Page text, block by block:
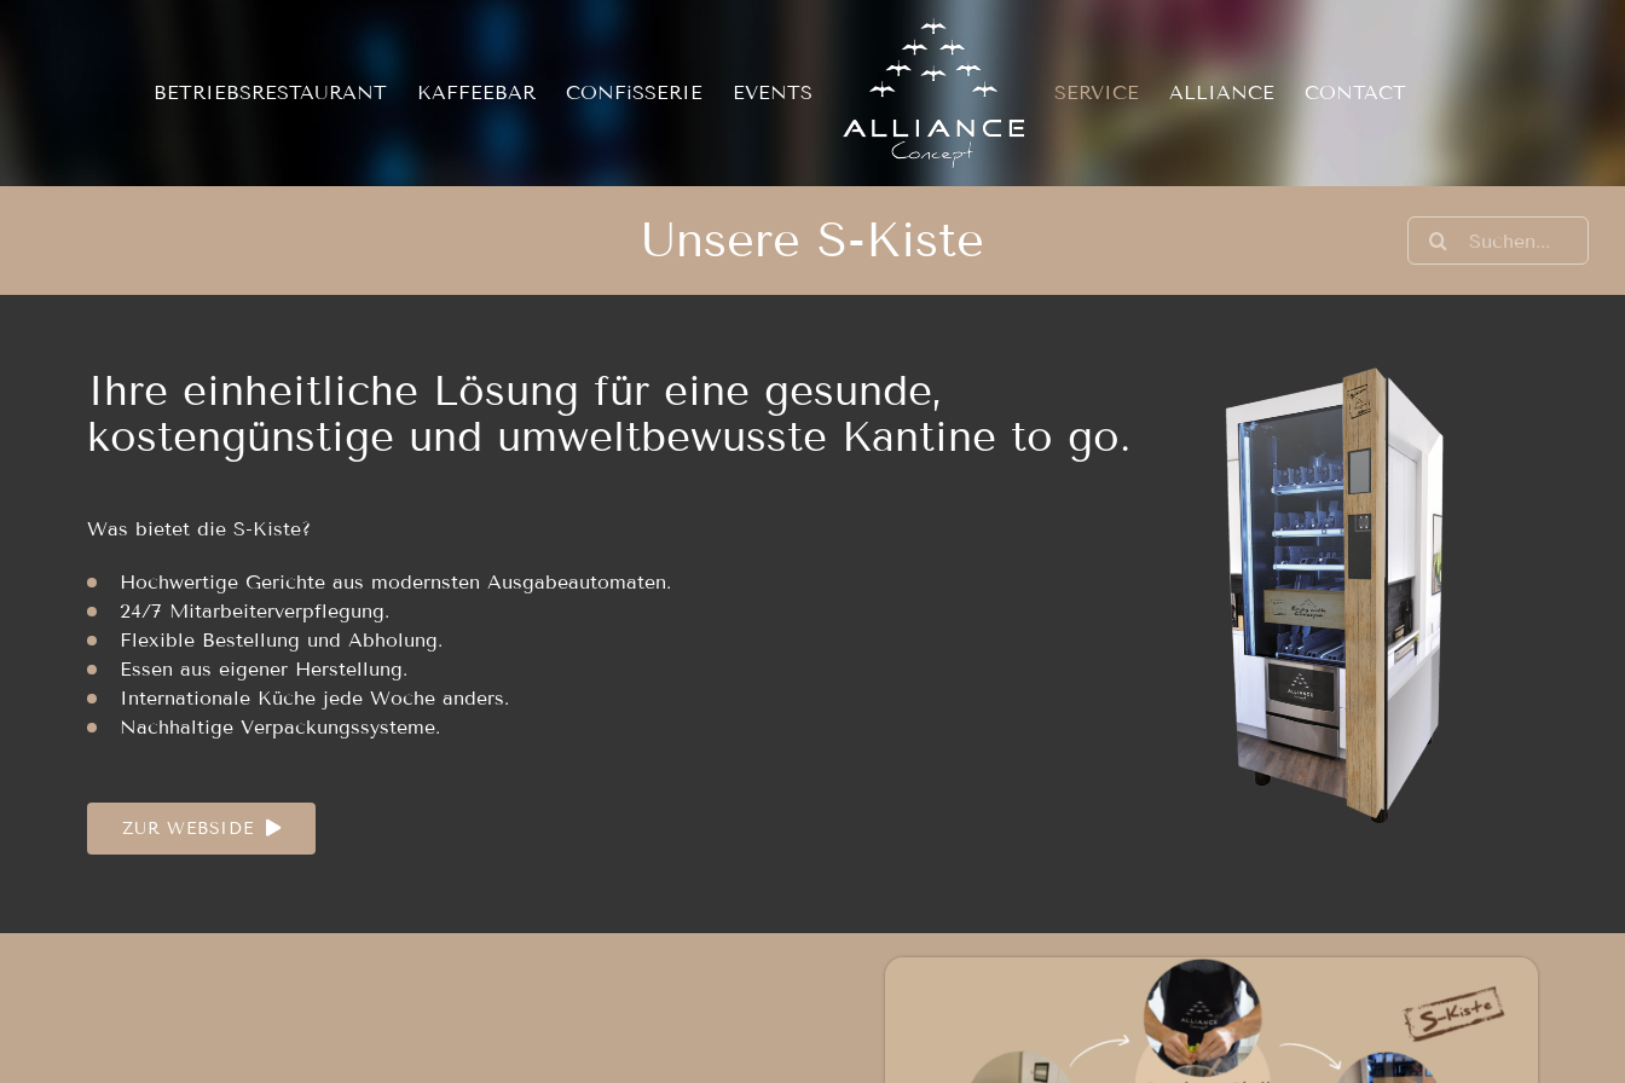
BETRIEBSRESTAURANT
KAFFEEBAR CONFiSSERIE EVENTS SERVICE ALLIANCE CONTACT
Unsere S-Kiste
Suche
nach:
Ihre einheitliche Lösung für eine gesunde,
kostengünstige und umweltbewusste Kantine to go.
Was bietet die S-Kiste?
Hochwertige Gerichte aus modernsten Ausgabeautomaten.
24/7 Mitarbeiterverpflegung.
Flexible Bestellung und Abholung.
Essen aus eigener Herstellung.
Internationale Küche jede Woche anders.
Nachhaltige Verpackungssysteme.
ZUR WEBSIDE